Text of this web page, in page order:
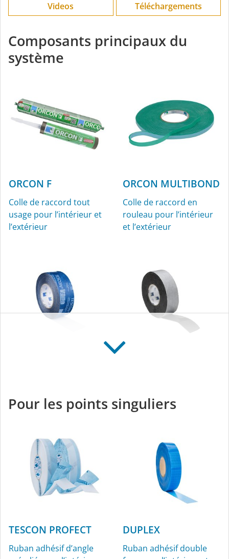
Videos
Téléchargements
Composants principaux du
système
ORCON F
Colle de raccord tout
usage pour l’intérieur et
l’extérieur
ORCON MULTIBOND
Colle de raccord en
rouleau pour l’intérieur
et l’extérieur
l’extérieur
double face
Pour les points singuliers
TESCON PROFECT
Ruban adhésif d’angle
DUPLEX
Ruban adhésif double